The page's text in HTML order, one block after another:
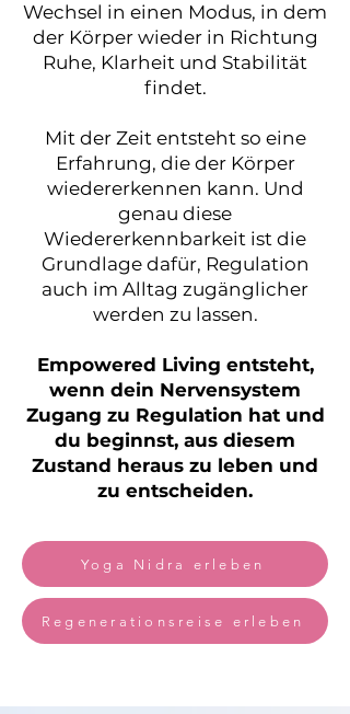
Wechsel in einen Modus, in dem
der Körper wieder in Richtung
Ruhe, Klarheit und Stabilität
findet.
Mit der Zeit entsteht so eine
Erfahrung, die der Körper
wiedererkennen kann. Und
genau diese
Wiedererkennbarkeit ist die
Grundlage dafür, Regulation
auch im Alltag zugänglicher
werden zu lassen.
Empowered Living entsteht,
wenn dein Nervensystem
Zugang zu Regulation hat und
du beginnst, aus diesem
Zustand heraus zu leben und
zu entscheiden.
Yoga Nidra erleben
Regenerationsreise erleben